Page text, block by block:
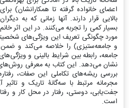
اعضای خانواده گرفته تا همکارانشان)
بالایی قرار دارند. آنها زمانی که به
بسیار کمی را تجربه می‌کنند. در این اثر
مورد چگونگی تعریف این ویژگی‌های
و جامعه‌ستیزی) را خلاصه می‌کند و ضمن
جامعه، رابطه بین شرایط بالینی و
نشان می‌دهد. این کتاب به معرفی روش‌های
بررسی ریشه‌های تکاملی این صفات،
مجرمانه مرتبط با سه‌گانۀ تاریک و
جفت‌یابی، دوستی، رفتار در محل کار و
است.